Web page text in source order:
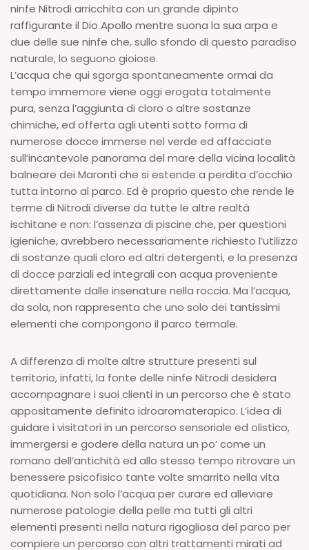
ninfe Nitrodi arricchita con un grande dipinto
raffigurante il Dio Apollo mentre suona la sua arpa e
due delle sue ninfe che, sullo sfondo di questo paradiso
naturale, lo seguono gioiose.
L’acqua che qui sgorga spontaneamente ormai da
tempo immemore viene oggi erogata totalmente
pura, senza l’aggiunta di cloro o altre sostanze
chimiche, ed offerta agli utenti sotto forma di
numerose docce immerse nel verde ed affacciate
sull’incantevole panorama del mare della vicina località
balneare dei Maronti che si estende a perdita d’occhio
tutta intorno al parco. Ed è proprio questo che rende le
terme di Nitrodi diverse da tutte le altre realtà
ischitane e non: l’assenza di piscine che, per questioni
igieniche, avrebbero necessariamente richiesto l’utilizzo
di sostanze quali cloro ed altri detergenti, e la presenza
di docce parziali ed integrali con acqua proveniente
direttamente dalle insenature nella roccia. Ma l’acqua,
da sola, non rappresenta che uno solo dei tantissimi
elementi che compongono il parco termale.
A differenza di molte altre strutture presenti sul
territorio, infatti, la fonte delle ninfe Nitrodi desidera
accompagnare i suoi clienti in un percorso che è stato
appositamente definito idroaromaterapico. L’idea di
guidare i visitatori in un percorso sensoriale ed olistico,
immergersi e godere della natura un po’ come un
romano dell’antichità ed allo stesso tempo ritrovare un
benessere psicofisico tante volte smarrito nella vita
quotidiana. Non solo l’acqua per curare ed alleviare
numerose patologie della pelle ma tutti gli altri
elementi presenti nella natura rigogliosa del parco per
compiere un percorso con altri trattamenti mirati ad